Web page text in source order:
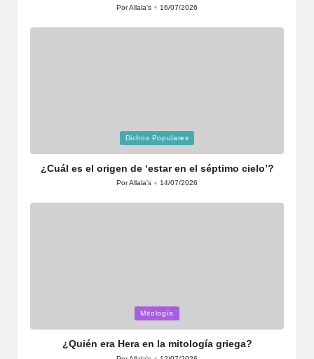
PorAllala's 16/07/2026
en
Dichos Populares
¿Cuál es el origen de ‘estar en el séptimo cielo’?
PorAllala's 14/07/2026
en
Mitología
¿Quién era Hera en la mitología griega?